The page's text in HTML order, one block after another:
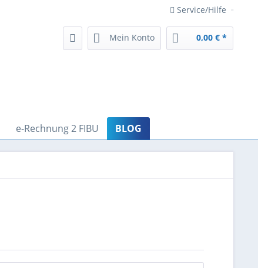
Service/Hilfe
Mein Konto 0,00 € *
e-Rechnung 2 FIBU BLOG